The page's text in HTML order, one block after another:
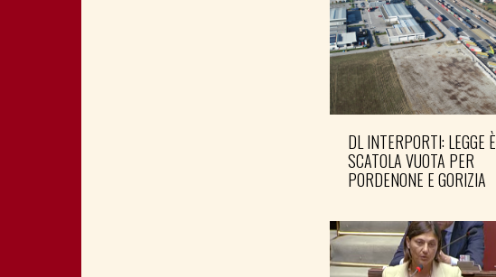
DL INTERPORTI: LEGGE È
SCATOLA VUOTA PER
PORDENONE E GORIZIA